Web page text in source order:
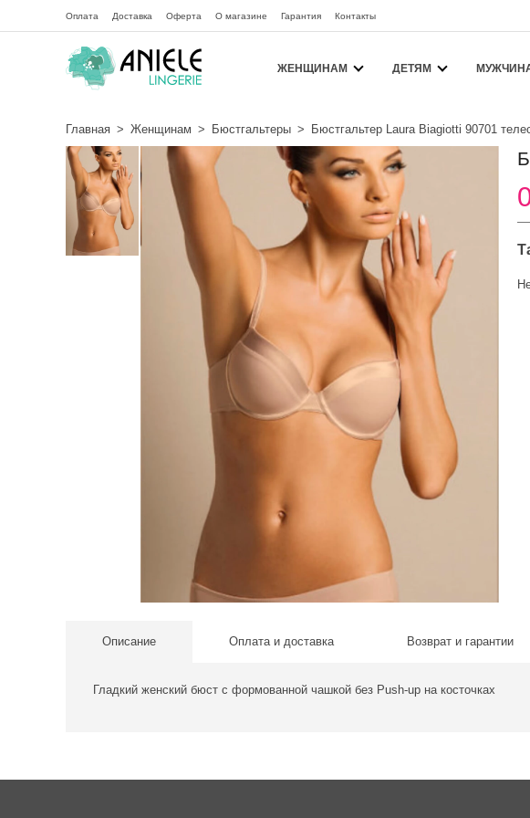
Оплата Доставка Оферта О магазине Гарантия Контакты
ЖЕНЩИНАМ ДЕТЯМ
Главная > Женщинам > Бюстгальтеры > Бюстгальтер Laura Biagiotti 90701
Описание Оплата и доставка Возврат и гарантии
Гладкий женский бюст с формованной чашкой без Push-up на косточках